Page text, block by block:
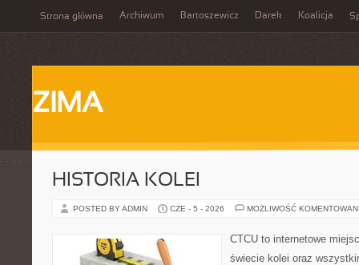
Strona główna Archiwum Bartoszewicz Darek Koalicja
ZIMA
HISTORIA KOLEI
POSTED BY ADMIN CZE - 5 - 2026 MOŻLIWOŚĆ
CTCU to internetowe
świecie kolei oraz